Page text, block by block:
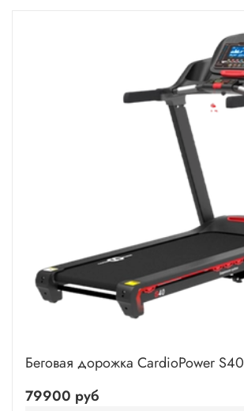
Беговая дорожка CardioPower S40
79900 руб